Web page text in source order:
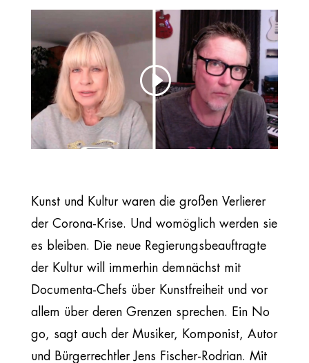
Kunst und Kultur waren die großen Verlierer
der Corona-Krise. Und womöglich werden sie
es bleiben. Die neue Regierungsbeauftragte
der Kultur will immerhin demnächst mit
Documenta-Chefs über Kunstfreiheit und vor
allem über deren Grenzen sprechen. Ein No
go, sagt auch der Musiker, Komponist, Autor
und Bürgerrechtler Jens Fischer-Rodrian. Mit